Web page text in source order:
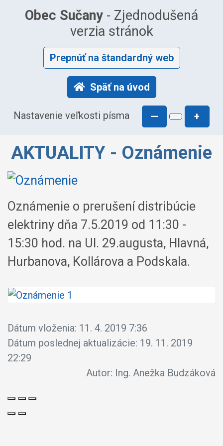
Obec Sučany - Zjednodušená
verzia stránok
Prepnúť na štandardný web
Späť na úvod
Nastavenie veľkosti písma — +
AKTUALITY - Oznámenie
Oznámenie o prerušení distribúcie
elektriny dňa 7.5.2019 od 11:30 -
15:30 hod. na Ul. 29.augusta, Hlavná,
Hurbanova, Kollárova a Podskala.
Dátum vloženia: 11. 4. 2019 7:36
Dátum poslednej aktualizácie: 19. 11. 2019
22:29
Autor: Ing. Anežka Budzáková